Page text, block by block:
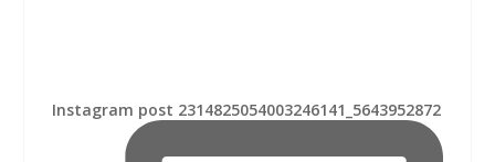
Instagram post 2314825054003246141_5643952872